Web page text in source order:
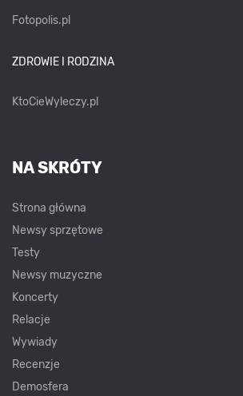
Fotopolis.pl
ZDROWIE I RODZINA
KtoCieWyleczy.pl
NA SKRÓTY
Strona główna
Newsy sprzętowe
Testy
Newsy muzyczne
Koncerty
Relacje
Wywiady
Recenzje
Demosfera